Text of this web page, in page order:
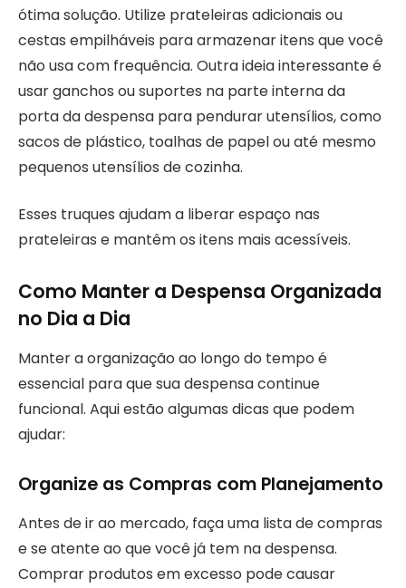
ótima solução. Utilize prateleiras adicionais ou
cestas empilháveis para armazenar itens que você
não usa com frequência. Outra ideia interessante é
usar ganchos ou suportes na parte interna da
porta da despensa para pendurar utensílios, como
sacos de plástico, toalhas de papel ou até mesmo
pequenos utensílios de cozinha.
Esses truques ajudam a liberar espaço nas
prateleiras e mantêm os itens mais acessíveis.
Como Manter a Despensa Organizada
no Dia a Dia
Manter a organização ao longo do tempo é
essencial para que sua despensa continue
funcional. Aqui estão algumas dicas que podem
ajudar:
Organize as Compras com Planejamento
Antes de ir ao mercado, faça uma lista de compras
e se atente ao que você já tem na despensa.
Comprar produtos em excesso pode causar